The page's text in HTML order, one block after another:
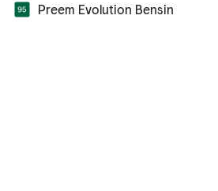
Preem Evolution Bensin